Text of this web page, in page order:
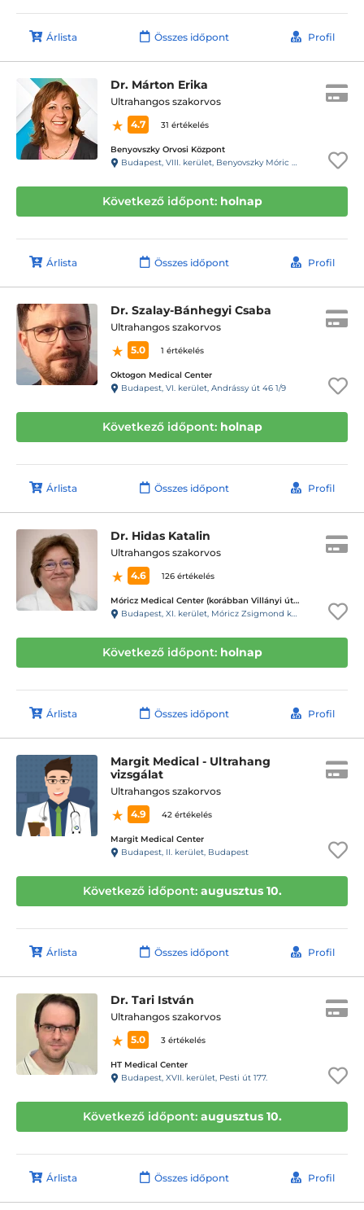
Árlista Összes időpont Profil
Dr. Márton Erika
Ultrahangos szakorvos
4.7
31 értékelés
Benyovszky Orvosi Központ
Budapest, VIII. kerület, Benyovszky Móric utca 10.
Következő időpont: holnap
Árlista Összes időpont Profil
Dr. Szalay-Bánhegyi Csaba
Ultrahangos szakorvos
5.0
1 értékelés
Oktogon Medical Center
Budapest, VI. kerület, Andrássy út 46 1/9
Következő időpont: holnap
Árlista Összes időpont Profil
Dr. Hidas Katalin
Ultrahangos szakorvos
4.6
126 értékelés
Móricz Medical Center (korábban Villányi úti Magán Fül-Orr-Gégészet)
Budapest, XI. kerület, Móricz Zsigmond körtér 2 1-Emelet 2
Következő időpont: holnap
Árlista Összes időpont Profil
Margit Medical - Ultrahang
vizsgálat
Ultrahangos szakorvos
4.9
42 értékelés
Margit Medical Center
Budapest, II. kerület, Budapest
Következő időpont: augusztus 10.
Árlista Összes időpont Profil
Dr. Tari István
Ultrahangos szakorvos
5.0
3 értékelés
HT Medical Center
Budapest, XVII. kerület, Pesti út 177.
Következő időpont: augusztus 10.
Árlista Összes időpont Profil